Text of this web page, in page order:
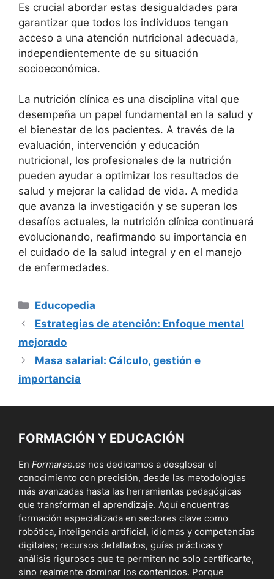
Es crucial abordar estas desigualdades para
garantizar que todos los individuos tengan
acceso a una atención nutricional adecuada,
independientemente de su situación
socioeconómica.
La nutrición clínica es una disciplina vital que
desempeña un papel fundamental en la salud y
el bienestar de los pacientes. A través de la
evaluación, intervención y educación
nutricional, los profesionales de la nutrición
pueden ayudar a optimizar los resultados de
salud y mejorar la calidad de vida. A medida
que avanza la investigación y se superan los
desafíos actuales, la nutrición clínica continuará
evolucionando, reafirmando su importancia en
el cuidado de la salud integral y en el manejo
de enfermedades.
Categorías
Educopedia
Estrategias de atención: Enfoque mental
mejorado
Masa salarial: Cálculo, gestión e
importancia
FORMACIÓN Y EDUCACIÓN
En Formarse.es nos dedicamos a desglosar el
conocimiento con precisión, desde las metodologías
más avanzadas hasta las herramientas pedagógicas
que transforman el aprendizaje. Aquí encuentras
formación especializada en sectores clave como
robótica, inteligencia artificial, idiomas y competencias
digitales; recursos detallados, guías prácticas y
análisis rigurosos que te permiten no solo certificarte,
sino realmente dominar los contenidos. Porque